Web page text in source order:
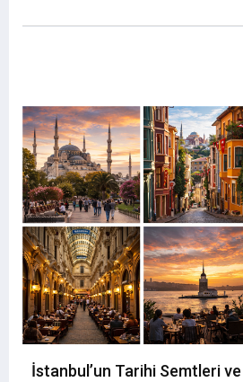
İstanbul’un Tarihi Semtleri